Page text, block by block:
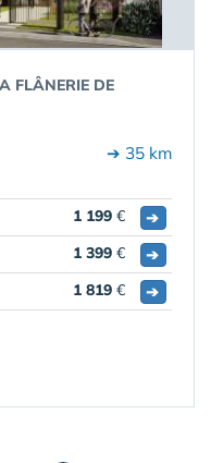
FLÂNERIE DE
➔ 35 km
1 199 €
➔
1 399 €
➔
1 819 € ➔